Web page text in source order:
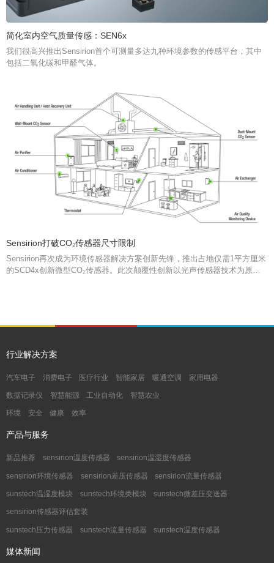
简化室内空气质量传感：SEN6x
我们很高兴推出Sensirion首个可测量多达九种环境参数的传感平台，其中
包括二氧化碳和甲醛气体。
Sensirion打破CO₂传感器尺寸限制
Sensirion再次成为环境传感器解决方案创新先锋，推出占地仅需1平方厘米
的SCD4x创新微型CO₂传感器。此次颠覆性创新以光声传感器技术为原
行业解决方案
汽车电子 消费电子 医疗行业 智能家居 暖通空调 家用电器
数据记录仪 智慧能源 工业自动化 智慧农业
环境 安全 健康 效率
产品与服务
新品推荐 sensirion温度传感器 sensirion温湿度传感器
sensirion环境传感器 sensirion差压传感器 sensirion流量传感器
sunstech温湿度模块 sunstech环境类模块 sunstech微差压变送器
sensirion传感器评估套装
sunstech压力传感器 sunstech流量传感器 sunstech温度传感器
媒体新闻